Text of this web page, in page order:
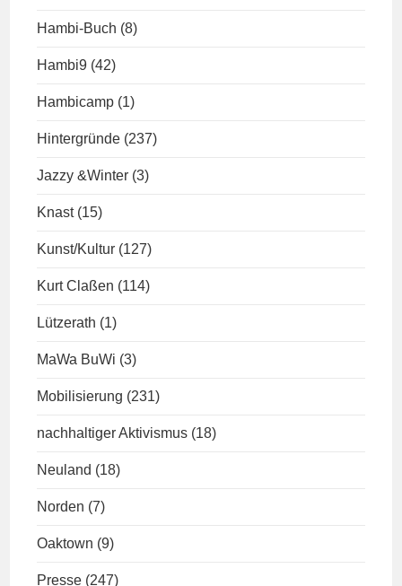
Hambi-Buch (8)
Hambi9 (42)
Hambicamp (1)
Hintergründe (237)
Jazzy &Winter (3)
Knast (15)
Kunst/Kultur (127)
Kurt Claßen (114)
Lützerath (1)
MaWa BuWi (3)
Mobilisierung (231)
nachhaltiger Aktivismus (18)
Neuland (18)
Norden (7)
Oaktown (9)
Presse (247)